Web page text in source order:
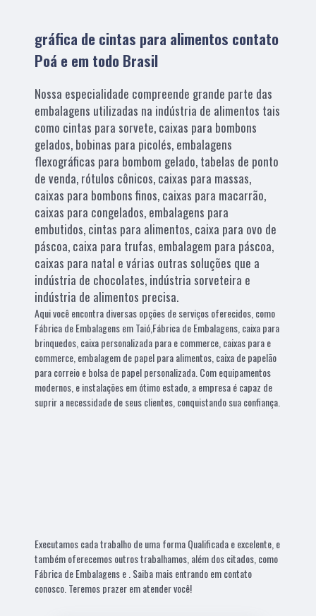
gráfica de cintas para alimentos contato
Poá e em todo Brasil
Nossa especialidade compreende grande parte das
embalagens utilizadas na indústria de alimentos tais
como cintas para sorvete, caixas para bombons
gelados, bobinas para picolés, embalagens
flexográficas para bombom gelado, tabelas de ponto
de venda, rótulos cônicos, caixas para massas,
caixas para bombons finos, caixas para macarrão,
caixas para congelados, embalagens para
embutidos, cintas para alimentos, caixa para ovo de
páscoa, caixa para trufas, embalagem para páscoa,
caixas para natal e várias outras soluções que a
indústria de chocolates, indústria sorveteira e
indústria de alimentos precisa.
Aqui você encontra diversas opções de serviços oferecidos, como
Fábrica de Embalagens em Taió,Fábrica de Embalagens, caixa para
brinquedos, caixa personalizada para e commerce, caixas para e
commerce, embalagem de papel para alimentos, caixa de papelão
para correio e bolsa de papel personalizada. Com equipamentos
modernos, e instalações em ótimo estado, a empresa é capaz de
suprir a necessidade de seus clientes, conquistando sua confiança.
Executamos cada trabalho de uma forma Qualificada e excelente, e
também oferecemos outros trabalhamos, além dos citados, como
Fábrica de Embalagens e . Saiba mais entrando em contato
conosco. Teremos prazer em atender você!